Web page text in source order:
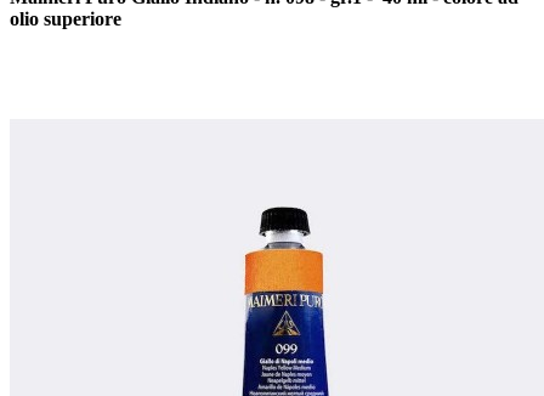
olio superiore